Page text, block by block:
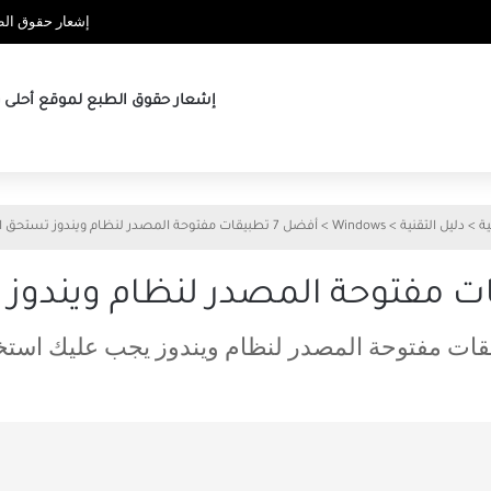
إشعار حقوق
إشعار حقوق الطبع لموقع أحلى
> دليل التقنية >
Windows
> أفضل 7 تطبيقات مفتوحة المصدر لنظام ويندوز تستحق التجربة